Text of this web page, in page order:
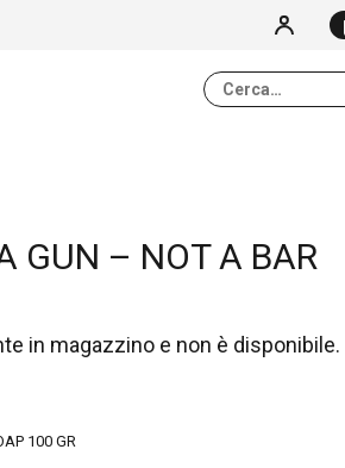
NESSUN ELEMENTO NEL CARRELLO
GUN – NOT A BAR
in magazzino e non è disponibile.
100 GR